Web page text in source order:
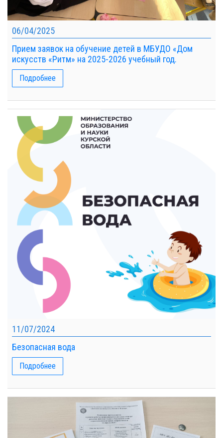
06/04/2025
Прием заявок на обучение детей в МБУДО «Дом
искусств «Ритм» на 2025-2026 учебный год.
Подробнее
11/07/2024
Безопасная вода
Подробнее